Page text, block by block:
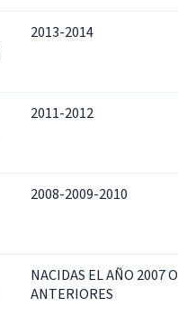
2013-2014
2011-2012
2008-2009-2010
NACIDAS EL AÑO 2007 O
ANTERIORES